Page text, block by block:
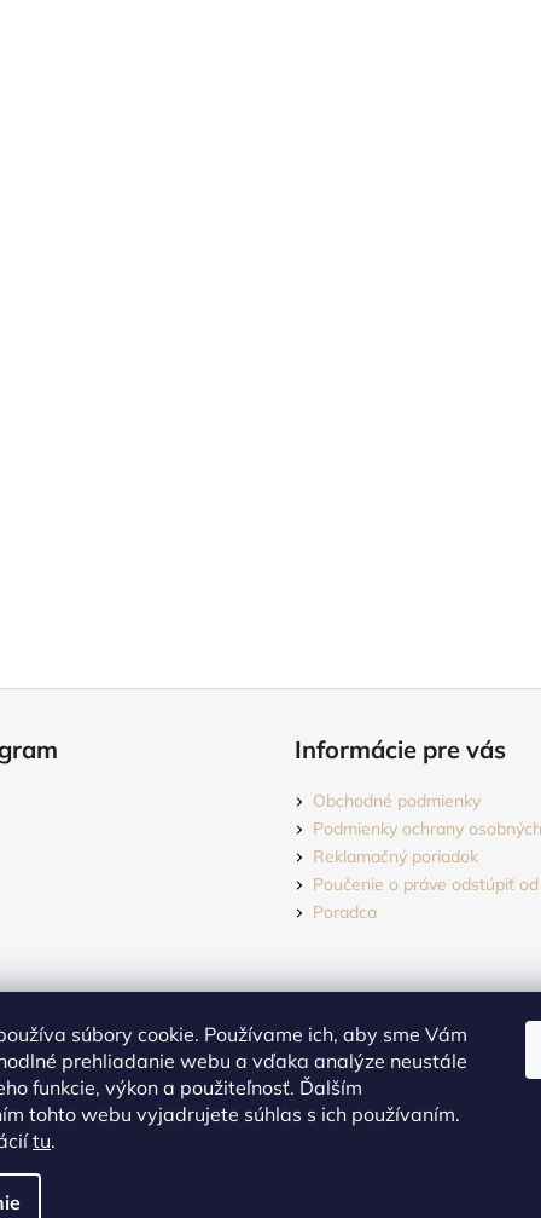
súbory cookie. Používame ich, aby sme Vám
prehliadanie webu a vďaka analýze neustále
funkcie, výkon a použiteľnosť. Ďalším
tohto webu vyjadrujete súhlas s ich používaním.
tu.
Sledovať na Instagrame
Informácie pre vás
Obchodné podmienky
Podmienky ochrany
Reklamačný poriadok
Poučenie o práve odstúpiť
Poradca